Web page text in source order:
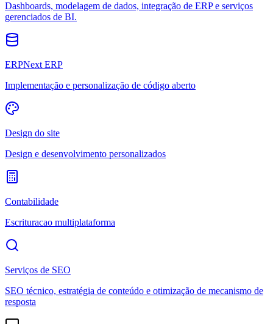
Dashboards, modelagem de dados, integração de ERP e serviços
gerenciados de BI.
ERPNext ERP
Implementação e personalização de código aberto
Design do site
Design e desenvolvimento personalizados
Contabilidade
Escrituracao multiplataforma
Serviços de SEO
SEO técnico, estratégia de conteúdo e otimização de mecanismo de
resposta